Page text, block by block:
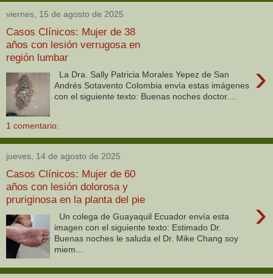
viernes, 15 de agosto de 2025
Casos Clínicos: Mujer de 38
años con lesión verrugosa en
región lumbar
›
La Dra. Sally Patricia Morales Yepez de San
Andrés Sotavento Colombia envía estas imágenes
con el siguiente texto: Buenas noches doctor....
1 comentario:
jueves, 14 de agosto de 2025
Casos Clínicos: Mujer de 60
años con lesión dolorosa y
pruriginosa en la planta del pie
›
Un colega de Guayaquil Ecuador envía esta
imagen con el siguiente texto: Estimado Dr.
Buenas noches le saluda el Dr. Mike Chang soy
miem...